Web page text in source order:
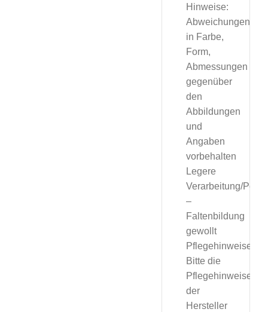
Hinweise:
Abweichungen
in Farbe,
Form,
Abmessungen
gegenüber
den
Abbildungen
und
Angaben
vorbehalten
Legere
Verarbeitung/
–
Faltenbildung
gewollt
Pflegehinweise:
Bitte die
Pflegehinweise
der
Hersteller